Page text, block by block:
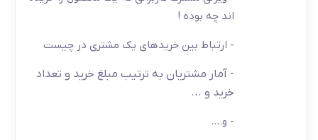
اند چه بوده !
- ارتباط بین خریدهای یک مشتری در چیست
- آمار مشتریان به ترتیب مبلغ خرید و تعداد
خرید و ...
- و....